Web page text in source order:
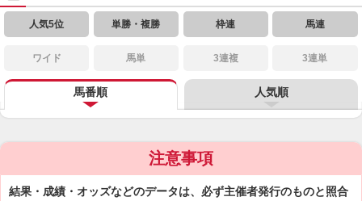
人気5位 単勝・複勝 枠連 馬連
ワイド 馬単 3連複 3連単
馬番順 人気順
注意事項
結果・成績・オッズなどのデータは、必ず主催者発行のものと照合